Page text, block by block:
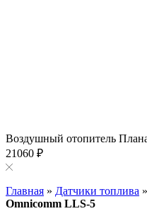
Воздушный отопитель
21060 ₽
Главная » Датчики топлива »
Omnicomm LLS-5